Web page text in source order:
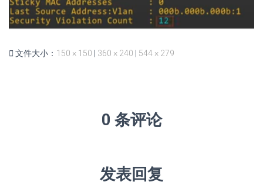
文件大小： 150 × 150 360 × 240 544 × 279
0 条评论
发表回复